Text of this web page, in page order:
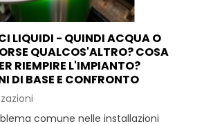
LIQUIDI - QUINDI ACQUA O
QUALCOS'ALTRO? COSA
RIEMPIRE L'IMPIANTO?
DI BASE E CONFRONTO
comune nelle installazioni